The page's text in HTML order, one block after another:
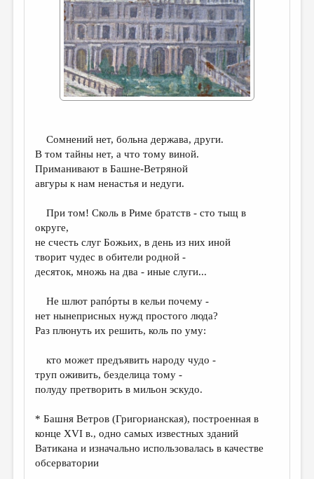
ПРОИЗВЕДЕНИЯ
ПЕРЕВОДЫ
КОНКУРСЫ
ДЕТСКАЯ КОМНАТА
ОБЗОР ЛИТЕРАТУРЫ
СТРАНИЦЫ ПАМЯТИ
ОБЪЯВЛЕНИЯ
КОЛОНКА РЕДАКТОРА
РЕДКОЛЛЕГИЯ
ОТ РЕДАКЦИИ
ЭССЕИСТИКА
ЛИТЕРАТУРОВЕДЕНИЕ
КУЛЬТУРОВЕДЕНИЕ
ПУБЛИЦИСТИКА
РЕЦЕНЗИРОВАНИЕ
ЦИКЛЫ ПУБЛИКАЦИЙ
ТРЕДИАКОВСКИЙ
Сомнений нет, больна держава, други.
В том тайны нет, а что тому виной.
Приманивают в Башне-Ветряной
авгуры к нам ненастья и недуги.
При том! Сколь в Риме братств - сто тыщ в
округе,
не счесть слуг Божьих, в день из них иной
творит чудес в обители родной -
десяток, множь на два - иные слуги...
Не шлют рапóрты в кельи почему -
нет нынеприсных нужд простого люда?
Раз плюнуть их решить, коль по уму:
кто может предъявить народу чудо -
труп оживить, безделица тому -
полуду претворить в мильон эскудо.
* Башня Ветров (Григорианская), построенная в
конце XVI в., одно самых известных зданий
Ватикана и изначально использовалась в качестве
обсерватории